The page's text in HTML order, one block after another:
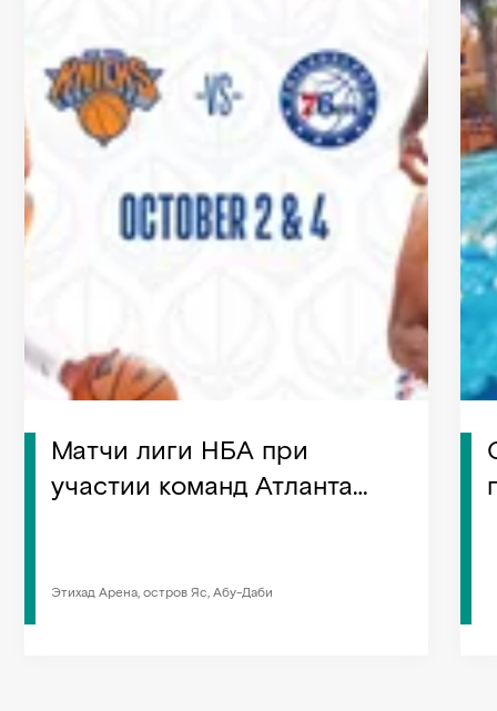
Матчи лиги НБА при
участии команд Атланта
октября 2022 года.
Этихад Арена, остров Яс, Абу-Даби